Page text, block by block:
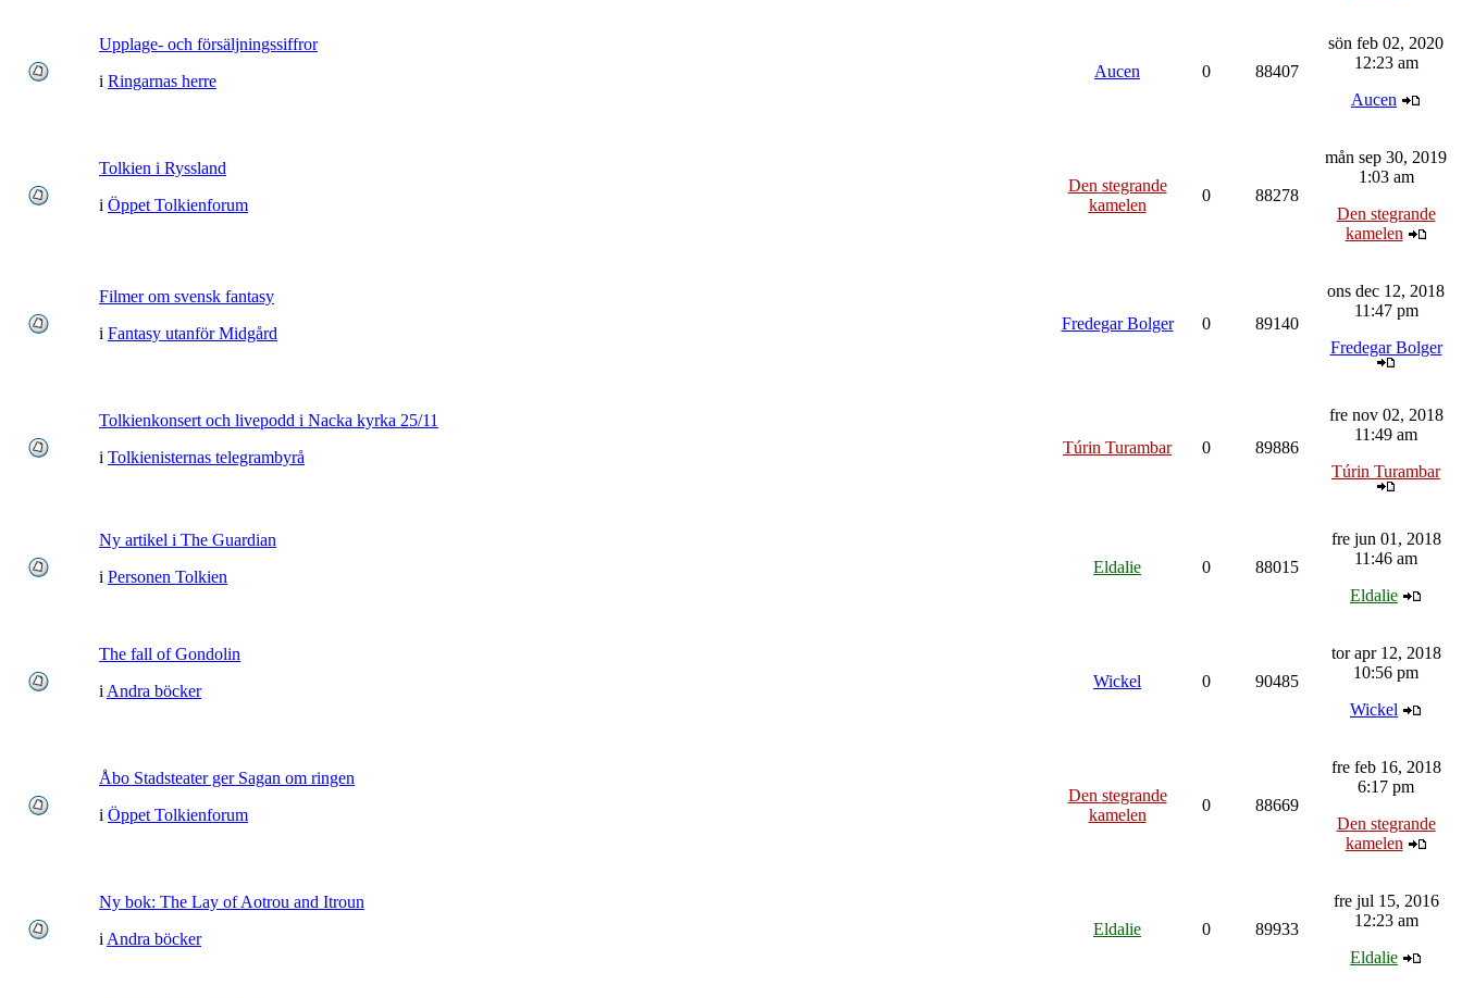
Upplage- och försäljningssiffror
i Ringarnas herre
Aucen 0 88407
sön feb 02, 2020
12:23 am
Aucen
Tolkien i Ryssland
i Öppet Tolkienforum
Den stegrande
kamelen
0 88278
mån sep 30, 2019
1:03 am
Den stegrande
kamelen
Filmer om svensk fantasy
i Fantasy utanför Midgård
Fredegar Bolger 0 89140
ons dec 12, 2018
11:47 pm
Fredegar Bolger
Tolkienkonsert och livepodd i Nacka kyrka 25/11
i Tolkienisternas telegrambyrå
Túrin Turambar 0 89886
fre nov 02, 2018
11:49 am
Túrin Turambar
Ny artikel i The Guardian
i Personen Tolkien
Eldalie 0 88015
fre jun 01, 2018
11:46 am
Eldalie
The fall of Gondolin
i Andra böcker
Wickel 0 90485
tor apr 12, 2018
10:56 pm
Wickel
Åbo Stadsteater ger Sagan om ringen
i Öppet Tolkienforum
Den stegrande
kamelen
0 88669
fre feb 16, 2018
6:17 pm
Den stegrande
kamelen
Ny bok: The Lay of Aotrou and Itroun
i Andra böcker
Eldalie 0 89933
fre jul 15, 2016
12:23 am
Eldalie